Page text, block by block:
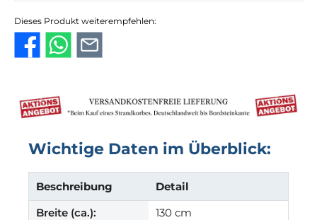
Dieses Produkt weiterempfehlen:
Wichtige Daten im Überblick:
Beschreibung
Detail
Breite (ca.):
130 cm